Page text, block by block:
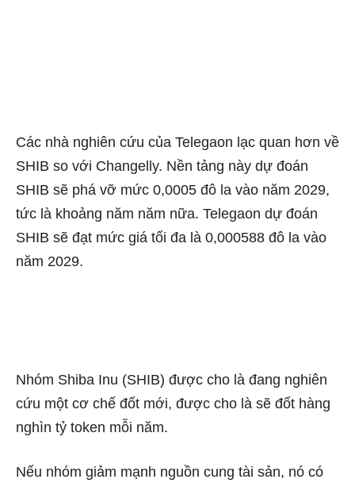
Các nhà nghiên cứu của Telegaon lạc quan hơn về
SHIB so với Changelly. Nền tảng này dự đoán
SHIB sẽ phá vỡ mức 0,0005 đô la vào năm 2029,
tức là khoảng năm năm nữa. Telegaon dự đoán
SHIB sẽ đạt mức giá tối đa là 0,000588 đô la vào
năm 2029.
Nhóm Shiba Inu (SHIB) được cho là đang nghiên
cứu một cơ chế đốt mới, được cho là sẽ đốt hàng
nghìn tỷ token mỗi năm.
Nếu nhóm giảm mạnh nguồn cung tài sản, nó có